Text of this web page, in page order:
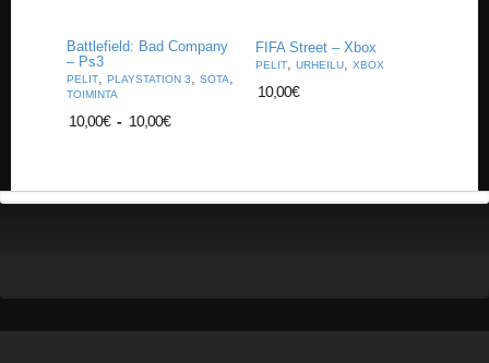
Battlefield: Bad Company
– Ps3
PELIT, PLAYSTATION 3, SOTA,
TOIMINTA
10,00€ - 10,00€
FIFA Street – Xbox
PELIT, URHEILU, XBOX
10,00€